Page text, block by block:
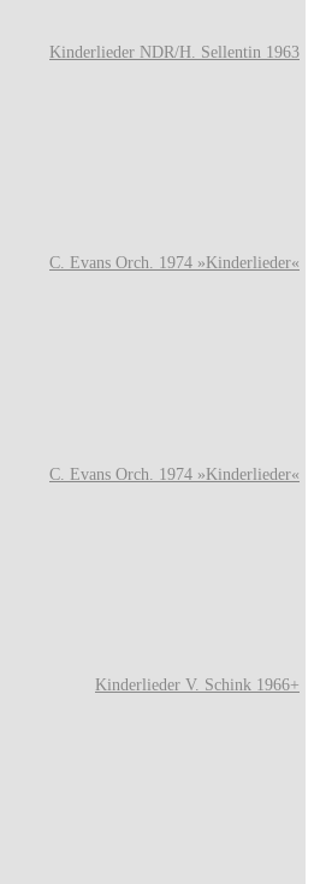
Kinderlieder NDR/H. Sellentin 1963
C. Evans Orch. 1974 »Kinderlieder«
C. Evans Orch. 1974 »Kinderlieder«
Kinderlieder V. Schink 1966+